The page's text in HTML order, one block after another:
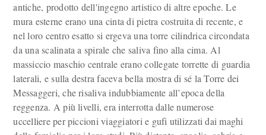
antiche, prodotto dell'ingegno artistico di altre epoche. Le
mura esterne erano una cinta di pietra costruita di recente, e
nel loro centro esatto si ergeva una torre cilindrica circondata
da una scalinata a spirale che saliva fino alla cima. Al
massiccio maschio centrale erano collegate torrette di guardia
laterali, e sulla destra faceva bella mostra di sé la Torre dei
Messaggeri, che risaliva indubbiamente all’epoca della
reggenza. A più livelli, era interrotta dalle numerose
uccelliere per piccioni viaggiatori e gufi utilizzati dai maghi